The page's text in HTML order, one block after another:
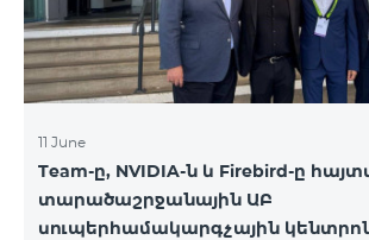
11 June
Team-ը, NVIDIA-ն և Firebird-ը
տարածաշրջանային ԱԲ
սուպերհամակարգչային